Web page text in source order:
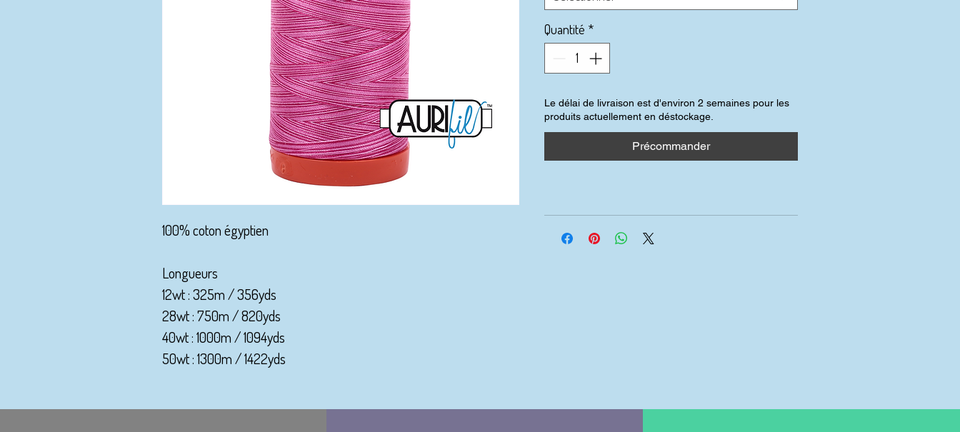
100% coton égyptien
Longueurs
12wt : 325m / 356yds
28wt : 750m / 820yds
40wt : 1000m / 1094yds
50wt : 1300m / 1422yds
Quantité *
Le délai de livraison est d'environ 2 semaines pour les
produits actuellement en déstockage.
Précommander